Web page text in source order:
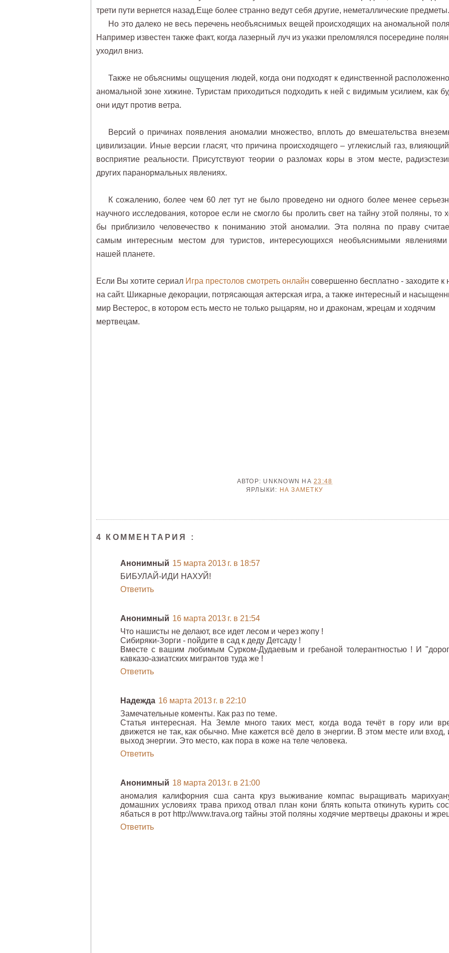
трети пути вернется назад.Еще более странно ведут себя другие, неметаллические предметы.
Но это далеко не весь перечень необъяснимых вещей происходящих на аномальной
Например известен также факт, когда лазерный луч из указки преломлялся посередине
уходил вниз.
Также не объяснимы ощущения людей, когда они подходят к единственной
аномальной зоне хижине. Туристам приходиться подходить к ней с видимым усилием, как
они идут против ветра.
Версий о причинах появления аномалии множество, вплоть до вмешательства
цивилизации. Иные версии гласят, что причина происходящего – углекислый газ,
восприятие реальности. Присутствуют теории о разломах коры в этом месте,
других паранормальных явлениях.
К сожалению, более чем 60 лет тут не было проведено ни одного более менее
научного исследования, которое если не смогло бы пролить свет на тайну этой поляны, то
бы приблизило человечество к пониманию этой аномалии. Эта поляна по праву
самым интересным местом для туристов, интересующихся необъяснимыми
нашей планете.
Если Вы хотите сериал Игра престолов смотреть онлайн совершенно бесплатно - заходите к
на сайт. Шикарные декорации, потрясающая актерская игра, а также интересный и
мир Вестерос, в котором есть место не только рыцарям, но и драконам, жрецам и ходячим
мертвецам.
АВТОР: UNKNOWN НА23:48
ЯРЛЫКИ: НА ЗАМЕТКУ
4 КОММЕНТАРИЯ :
Анонимный 15 марта 2013 г. в 18:57
БИБУЛАЙ-ИДИ НАХУЙ!
Ответить
Анонимный 16 марта 2013 г. в 21:54
Что нашисты не делают, все идет лесом и через жопу !
Сибиряки-Зорги - пойдите в сад к деду Детсаду !
Вместе с вашим любимым Сурком-Дудаевым и гребаной толерантностью ! И
кавказо-азиатских мигрантов туда же !
Ответить
Надежда 16 марта 2013 г. в 22:10
Замечательные коменты. Как раз по теме.
Статья интересная. На Земле много таких мест, когда вода течёт в гору или
движется не так, как обычно. Мне кажется всё дело в энергии. В этом месте или вход,
выход энергии. Это место, как пора в коже на теле человека.
Ответить
Анонимный 18 марта 2013 г. в 21:00
аномалия калифорния сша санта круз выживание компас выращивать
домашних условиях трава приход отвал план кони блять копыта откинуть курить
ябаться в рот http://www.trava.org тайны этой поляны ходячие мертвецы драконы и
Ответить